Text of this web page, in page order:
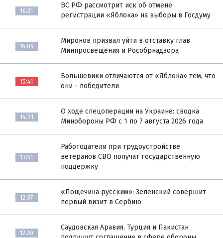
16:21
ВС РФ рассмотрит иск об отмене
регистрации «Яблока» на выборы в Госдуму
16:09
Миронов призвал уйти в отставку глав
Минпросвещения и Рособрнадзора
15:41
Большевики отличаются от «Яблока» тем, что
они - победители
14:31
О ходе спецоперации на Украине: сводка
Минобороны РФ с 1 по 7 августа 2026 года
13:41
Работодатели при трудоустройстве
ветеранов СВО получат государственную
поддержку
12:37
«Пощёчина русским»: Зеленский совершит
первый визит в Сербию
12:20
Саудовская Аравия, Турция и Пакистан